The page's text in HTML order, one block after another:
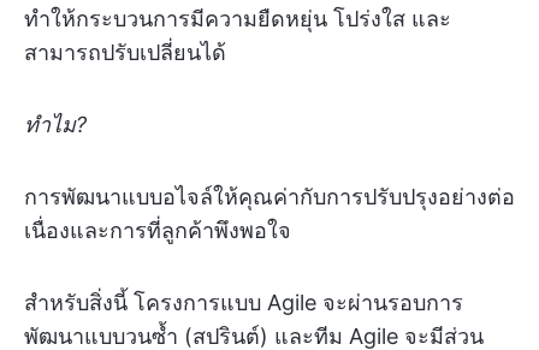
ทำให้กระบวนการมีความยืดหยุ่น โปร่งใส และ
สามารถปรับเปลี่ยนได้
ทำไม?
การพัฒนาแบบอไจล์ให้คุณค่ากับการปรับปรุงอย่างต่อ
เนื่องและการที่ลูกค้าพึงพอใจ
สำหรับสิ่งนี้ โครงการแบบ Agile จะผ่านรอบการ
พัฒนาแบบวนซ้ำ (สปรินต์) และทีม Agile จะมีส่วน